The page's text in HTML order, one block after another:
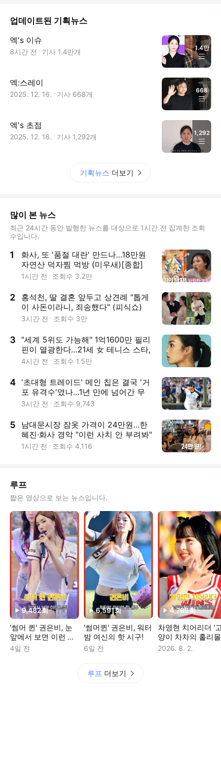
업데이트된 기획뉴스
엑's 이슈
8시간 전 기사 1.4만개 1.4만
엑:스레이
2025. 12. 16. 기사 668개 668
엑's 초점
2025. 12. 16. 기사 1,292개 1,292
기획뉴스 더보기
많이 본 뉴스
최근 24시간 동안 발행한 뉴스를 대상으로 1시간 전 집계한 조회
수입니다.
1
화사, 또 '품절 대란' 만드나…18만원
자연산 덕자찜 먹방 (미우새)[종합]
1시간 전 조회수 3.2만
2
홍석천, 딸 결혼 앞두고 상견례 "톱게
이 사돈이라니, 죄송했다" (피식쇼)
3시간 전 조회수 3만
3
"세계 5위도 가능해" 1억1600만 필리
핀이 열광한다…21세 女 테니스 스타,
7연승 질주→"밤잠 설치며 생중계 지
4시간 전 조회수 1.5만
4 '초대형 트레이드' 메인 칩은 결국 '거
포 유격수'였나…1년 만에 넘어간 무
게중심, '신인왕' 투수 다시 가치 증명
3시간 전 조회수 9,743
5
남대문시장 잠옷 가격이 24만원…한
혜진·화사 경악 "이런 사치 안 부려봐"
(미우새)
1시간 전 조회수 4,116
루프
짧은 영상으로 보는 뉴스입니다.
9,482회
'썸머 퀸' 권은비, 눈
앞에서 보면 이런 느
낌
4일 전
6,591회
'썸머퀸' 권은비, 워터
밤 여신의 핫 시구!
6일 전
4,788회
차영현 치어리더 '
양이 차차의 홀리몰
리'
2026. 8. 2.
루프 더보기